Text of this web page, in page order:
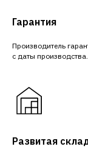
Гарантия
Производитель
с даты производства.
Развитая